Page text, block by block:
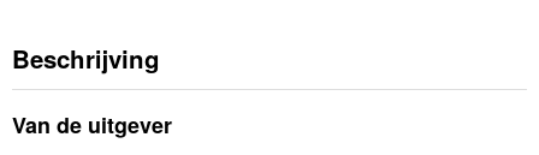
Beschrijving
Van de uitgever